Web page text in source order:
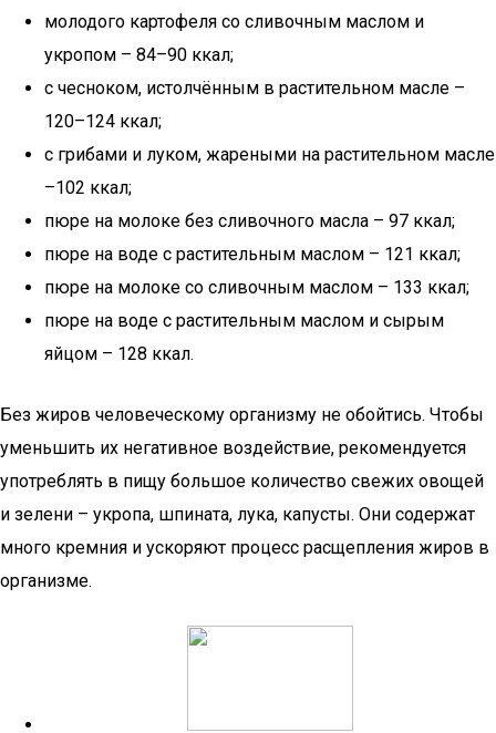
молодого картофеля со сливочным маслом и
укропом – 84–90 ккал;
с чесноком, истолчённым в растительном масле –
120–124 ккал;
с грибами и луком, жареными на растительном масле
–102 ккал;
пюре на молоке без сливочного масла – 97 ккал;
пюре на воде с растительным маслом – 121 ккал;
пюре на молоке со сливочным маслом – 133 ккал;
пюре на воде с растительным маслом и сырым
яйцом – 128 ккал.
Без жиров человеческому организму не обойтись. Чтобы
уменьшить их негативное воздействие, рекомендуется
употреблять в пищу большое количество свежих овощей
и зелени – укропа, шпината, лука, капусты. Они содержат
много кремния и ускоряют процесс расщепления жиров в
организме.